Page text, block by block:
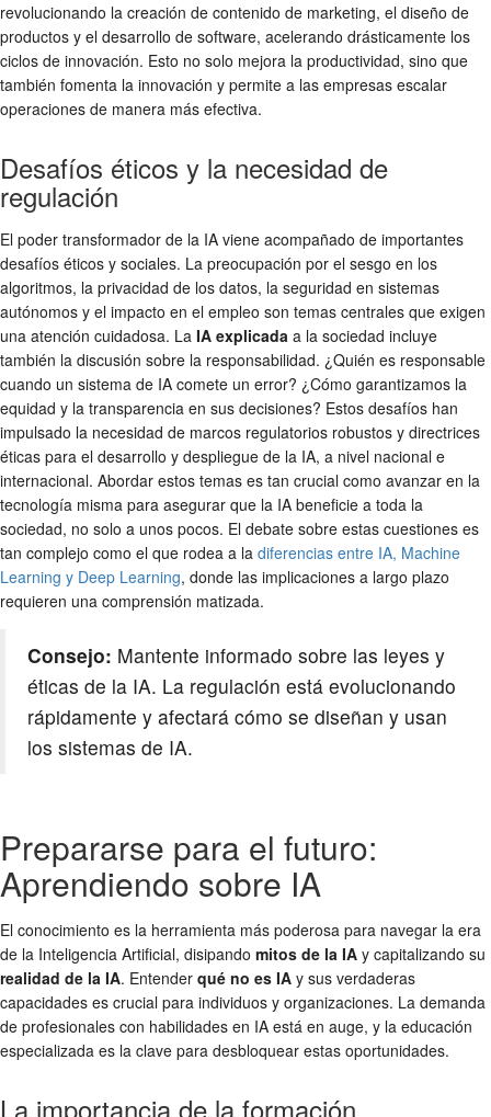
revolucionando la creación de contenido de marketing, el diseño de
productos y el desarrollo de software, acelerando drásticamente los
ciclos de innovación. Esto no solo mejora la productividad, sino que
también fomenta la innovación y permite a las empresas escalar
operaciones de manera más efectiva.
Desafíos éticos y la necesidad de
regulación
El poder transformador de la IA viene acompañado de importantes
desafíos éticos y sociales. La preocupación por el sesgo en los
algoritmos, la privacidad de los datos, la seguridad en sistemas
autónomos y el impacto en el empleo son temas centrales que exigen
una atención cuidadosa. La IA explicada a la sociedad incluye
también la discusión sobre la responsabilidad. ¿Quién es responsable
cuando un sistema de IA comete un error? ¿Cómo garantizamos la
equidad y la transparencia en sus decisiones? Estos desafíos han
impulsado la necesidad de marcos regulatorios robustos y directrices
éticas para el desarrollo y despliegue de la IA, a nivel nacional e
internacional. Abordar estos temas es tan crucial como avanzar en la
tecnología misma para asegurar que la IA beneficie a toda la
sociedad, no solo a unos pocos. El debate sobre estas cuestiones es
tan complejo como el que rodea a la diferencias entre IA, Machine
Learning y Deep Learning, donde las implicaciones a largo plazo
requieren una comprensión matizada.
Consejo: Mantente informado sobre las leyes y
éticas de la IA. La regulación está evolucionando
rápidamente y afectará cómo se diseñan y usan
los sistemas de IA.
Prepararse para el futuro:
Aprendiendo sobre IA
El conocimiento es la herramienta más poderosa para navegar la era
de la Inteligencia Artificial, disipando mitos de la IA y capitalizando su
realidad de la IA. Entender qué no es IA y sus verdaderas
capacidades es crucial para individuos y organizaciones. La demanda
de profesionales con habilidades en IA está en auge, y la educación
especializada es la clave para desbloquear estas oportunidades.
La importancia de la formación